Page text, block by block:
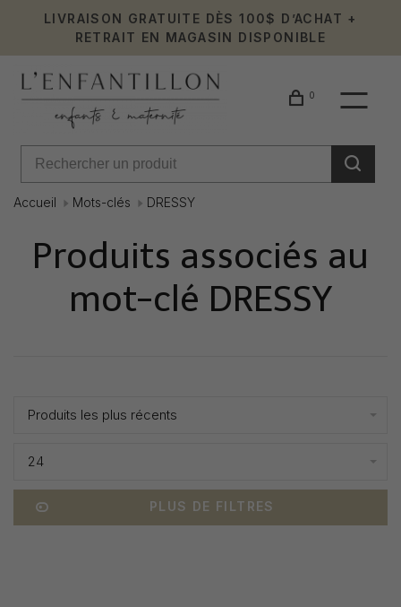
LIVRAISON GRATUITE DÈS 100$ D’ACHAT +
RETRAIT EN MAGASIN DISPONIBLE
0
Accueil Mots-clés DRESSY
Produits associés au
mot-clé DRESSY
Produits les plus récents
24
PLUS DE FILTRES